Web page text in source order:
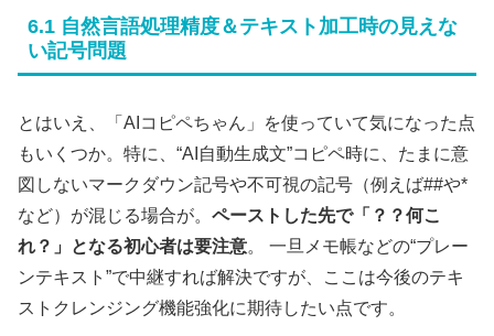
6.1 自然言語処理精度＆テキスト加工時の見えな
い記号問題
とはいえ、「AIコピペちゃん」を使っていて気になった点
もいくつか。特に、“AI自動生成文”コピペ時に、たまに意
図しないマークダウン記号や不可視の記号（例えば##や*
など）が混じる場合が。 ペーストした先で「？？何こ
れ？」となる初心者は要注意。 一旦メモ帳などの“プレー
ンテキスト”で中継すれば解決ですが、ここは今後のテキ
ストクレンジング機能強化に期待したい点です。